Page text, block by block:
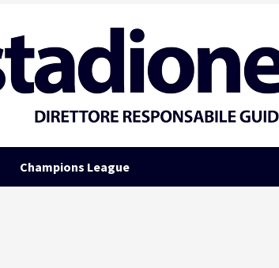
Champions League